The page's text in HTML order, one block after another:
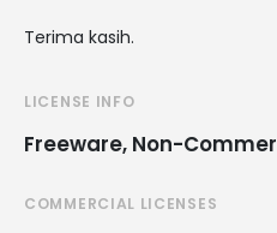
Terima kasih.
LICENSE INFO
Freeware, Non-
COMMERCIAL LICENSES